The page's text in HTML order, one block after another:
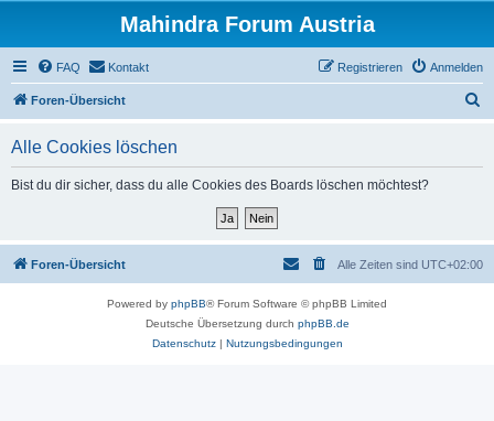
Mahindra Forum Austria
FAQ Kontakt Anmelden
Registrieren
Foren-Übersicht
Alle Cookies löschen
Bist du dir sicher, dass du alle Cookies des Boards löschen möchtest?
Foren-Übersicht Alle Zeiten sind UTC+02:00
Powered by phpBB® Forum Software © phpBB Limited
Deutsche Übersetzung durch phpBB.de
Datenschutz| Nutzungsbedingungen